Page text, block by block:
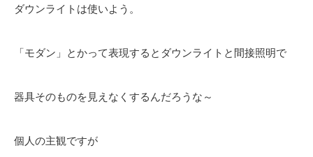
ダウンライトは使いよう。
「モダン」とかって表現するとダウンライトと間接照明で
器具そのものを見えなくするんだろうな～
個人の主観ですが